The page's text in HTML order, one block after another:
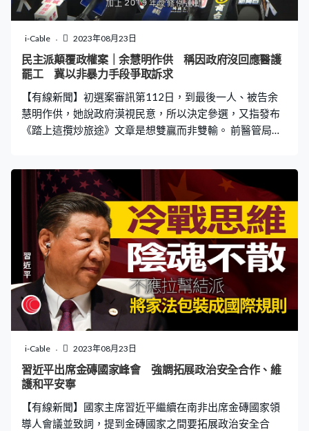
i-Cable 2023年08月23日
民主派顛覆政權案｜余慧明作供 稱因政府沒回應醫護
罷工 冀以非暴力手段爭取訴求
【有線新聞】初選案審訊第112日，到最後一人、被告余
慧明作供，她說政府漠視民意，所以決定參選，又指發布
《踏上這攬炒旅途》文章是想雙贏而非雙輸。 前醫管局員
工爭取封關，她說當時未獲政府回應。加上2019年反修例
運動政府只會以武力打壓示威者，認為政府對市民訴求視
若無睹，令她在2020年3月中決定以個人名義出選立法會
爭取話語權。 余慧明宣布參選後，她在社交媒體發布《踏
上這攬炒旅途》文章，使用「攬炒」字眼，即是在議會內
政府無法任意通過法案，製造憲政危機，制度外組織「大
三罷」，即罷工、罷課、罷市。法官陳仲衡問攬炒即是
「雙輸」局面？余慧明答她想要的是雙贏，法官李運騰說
即使她不想發生，這樣都是「雙輸」。 余慧明說明白，但
認為政府是始作俑者，若政府拒絕聆聽民意到極端狀態才
會發生攬炒。石書銘問這些終點還是手段，她回答想爭取
雙普選，議會的攬炒不是目標，她說她想達至的是以非暴
力、合法的手段施加壓力，爭取政府回應五大訴求，而非
讓建制派有機可乘，當時主動聯絡戴耀
i-Cable 2023年08月23日
習近平出席金磚國家峰會 強調拓展政治安全合作、維
護和平安寧
【有線新聞】國家主席習近平繼續在南非出席金磚國家領
導人會議並致詞，提到金磚國家之間要拓展政治安全合